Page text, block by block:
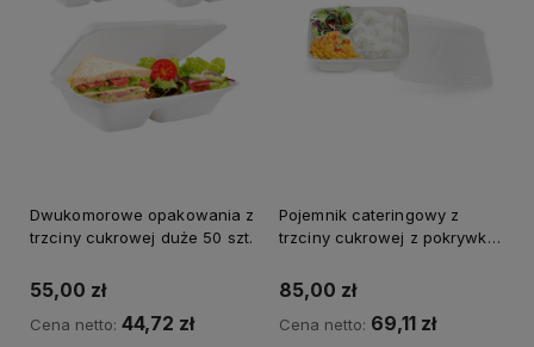
Dwukomorowe opakowania z
trzciny cukrowej duże 50 szt.
55,00 zł
Cena netto: 44,72 zł
Pojemnik cateringowy z
trzciny cukrowej z pokrywką
85,00 zł
Cena netto: 69,11 zł